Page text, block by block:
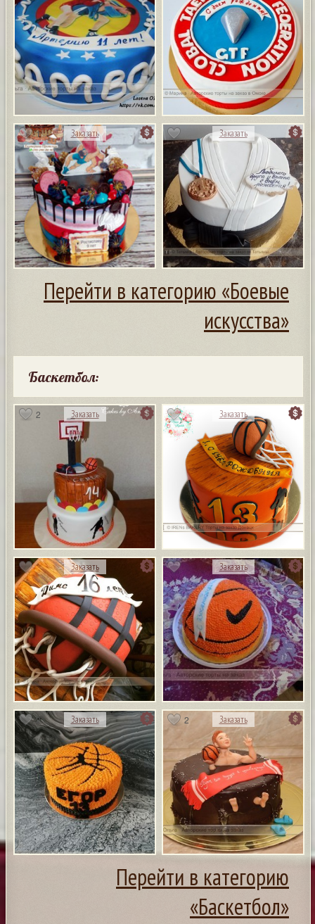
1 Заказать Заказать
Перейти в категорию «Боевые
искусства»
Баскетбол:
2 Заказать Заказать
Заказать Заказать
2 Заказать 2 Заказать
Перейти в категорию
«Баскетбол»